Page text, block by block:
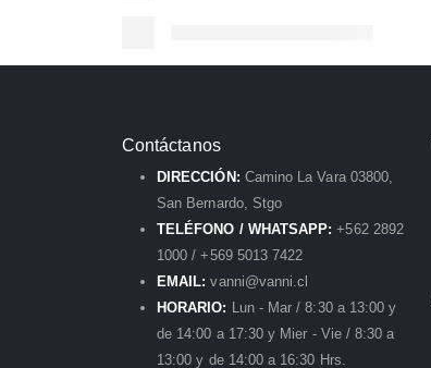
Contáctanos
DIRECCIÓN: Camino La Vara 03800,
San Bernardo, Stgo
TELÉFONO / WHATSAPP: +562 2892
1000 / +569 5013 7422
EMAIL: vanni@vanni.cl
HORARIO: Lun - Mar / 8:30 a 13:00 y
de 14:00 a 17:30 y Mier - Vie / 8:30 a
13:00 y de 14:00 a 16:30 Hrs.